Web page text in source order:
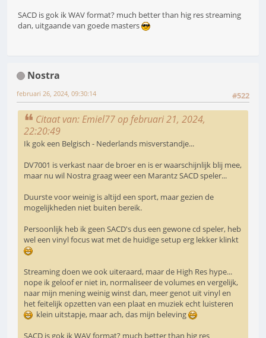
SACD is gok ik WAV format? much better than hig res streaming
dan, uitgaande van goede masters
Nostra
#522
februari 26, 2024, 09:30:14
Citaat van: Emiel77 op februari 21, 2024,
22:20:49
Ik gok een Belgisch - Nederlands misverstandje...
DV7001 is verkast naar de broer en is er waarschijnlijk blij mee,
maar nu wil Nostra graag weer een Marantz SACD speler...
Duurste voor weinig is altijd een sport, maar gezien de
mogelijkheden niet buiten bereik.
Persoonlijk heb ik geen SACD's dus een gewone cd speler, heb
wel een vinyl focus wat met de huidige setup erg lekker klinkt
Streaming doen we ook uiteraard, maar de High Res hype...
nope ik geloof er niet in, normaliseer de volumes en vergelijk,
naar mijn mening weinig winst dan, meer genot uit vinyl en
het feitelijk opzetten van een plaat en muziek echt luisteren
klein uitstapje, maar ach, das mijn beleving
SACD is gok ik WAV format? much better than hig res